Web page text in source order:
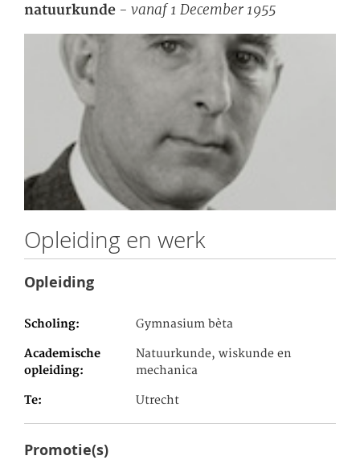
natuurkunde - vanaf 1 December 1955
Opleiding en werk
Opleiding
Scholing Gymnasium bèta
Academische
opleiding
Natuurkunde, wiskunde en
mechanica
Te Utrecht
Promotie(s)